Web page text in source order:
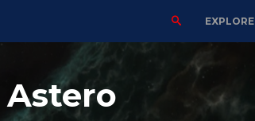
EXPLORE
Astero